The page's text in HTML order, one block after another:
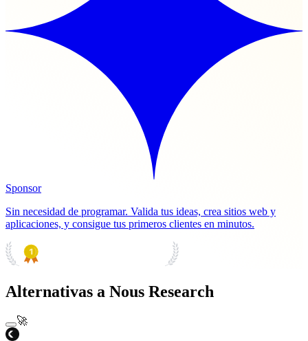
Sponsor
Sin necesidad de programar. Valida tus ideas, crea sitios web y
aplicaciones, y consigue tus primeros clientes en minutos.
Alternativas a Nous Research
🚀